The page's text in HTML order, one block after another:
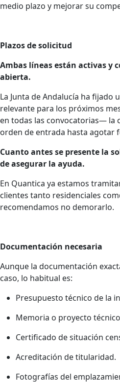
medio plazo y mejorar su
Plazos de solicitud
Ambas líneas están activas y
abierta.
La Junta de Andalucía ha fijado
relevante para los próximos
en todas las convocatorias— la
orden de entrada hasta agotar
Cuanto antes se presente la
de asegurar la ayuda.
En Quantica ya estamos
clientes tanto residenciales
recomendamos no demorarlo.
Documentación necesaria
Aunque la documentación
caso, lo habitual es:
Presupuesto técnico de la
Memoria o proyecto
Certificado de situación
Acreditación de titularidad.
Fotografías del